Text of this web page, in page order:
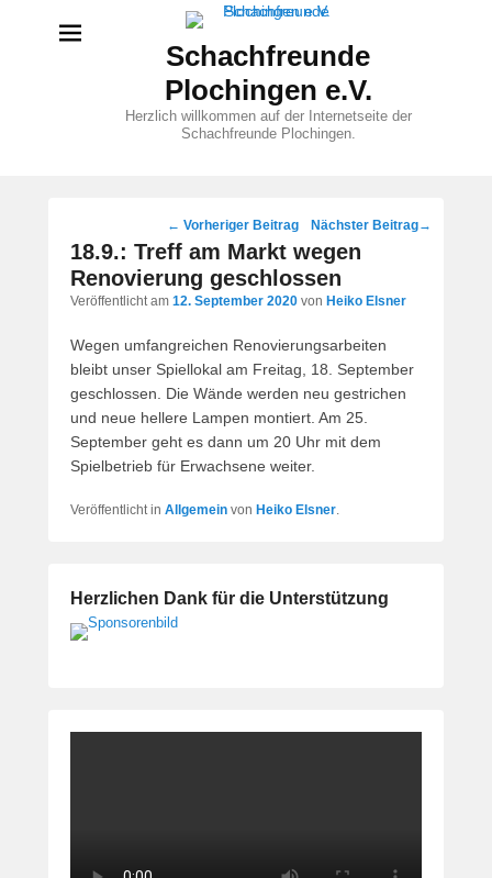
Schachfreunde
Plochingen e.V.
Herzlich willkommen auf der Internetseite der
Schachfreunde Plochingen.
Beitragsnavigation
← Vorheriger Beitrag Nächster Beitrag→
18.9.: Treff am Markt wegen
Renovierung geschlossen
Veröffentlicht am 12. September 2020 von Heiko Elsner
Wegen umfangreichen Renovierungsarbeiten
bleibt unser Spiellokal am Freitag, 18. September
geschlossen. Die Wände werden neu gestrichen
und neue hellere Lampen montiert. Am 25.
September geht es dann um 20 Uhr mit dem
Spielbetrieb für Erwachsene weiter.
Veröffentlicht in Allgemein von Heiko Elsner.
Herzlichen Dank für die Unterstützung